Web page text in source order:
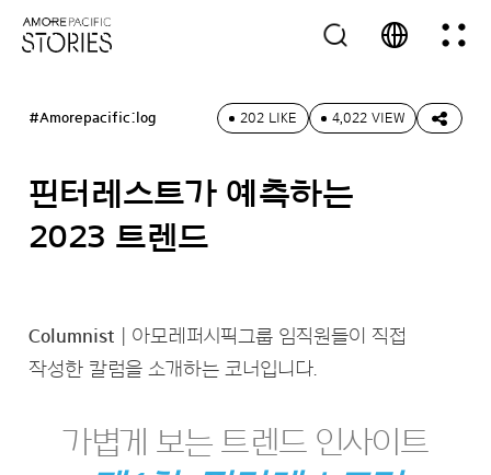
#Amorepacific:log 202 LIKE 4,022 VIEW
핀터레스트가 예측하는
2023 트렌드
Columnist | 아모레퍼시픽그룹 임직원들이 직접
작성한 칼럼을 소개하는 코너입니다.
가볍게 보는 트렌드 인사이트